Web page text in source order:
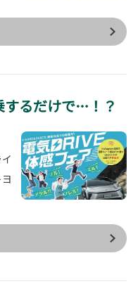
するだけで…！？